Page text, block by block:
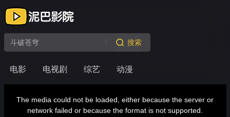
电影 电视剧 综艺 动漫
搜索
modalThe media could not be loaded, either because the server or
network failed or because the format is not supported.